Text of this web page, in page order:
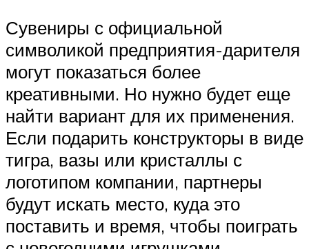
Сувениры с официальной
символикой предприятия-дарителя
могут показаться более
креативными. Но нужно будет еще
найти вариант для их применения.
Если подарить конструкторы в виде
тигра, вазы или кристаллы с
логотипом компании, партнеры
будут искать место, куда это
поставить и время, чтобы поиграть